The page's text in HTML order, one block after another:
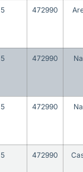
5 472990
5 472990
5 472990
5 472990